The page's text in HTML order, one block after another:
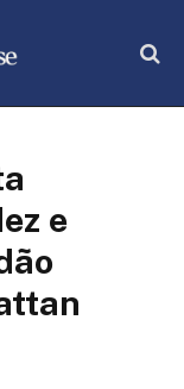
e